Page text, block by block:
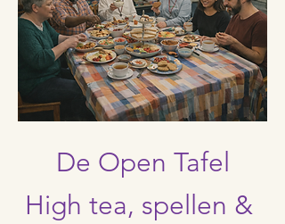
De Open Tafel
High tea, spellen &